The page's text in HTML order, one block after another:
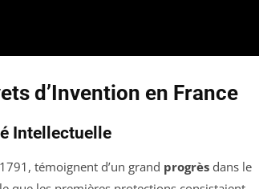
d’Invention en France
Intellectuelle
témoignent d’un grand progrès dans le